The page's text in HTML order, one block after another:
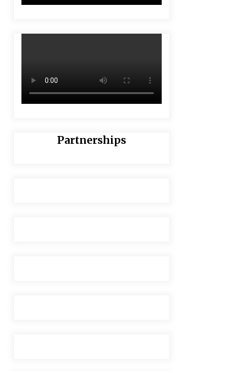
Partnerships